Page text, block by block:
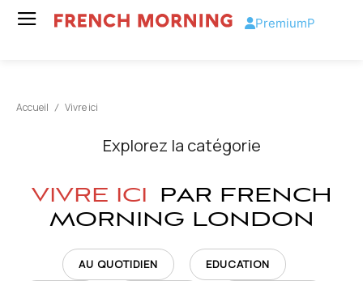
PremiumP
Accueil Vivre ici
Explorez la catégorie
VIVRE ICI
PAR FRENCH
MORNING LONDON
AU QUOTIDIEN EDUCATION